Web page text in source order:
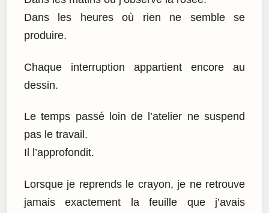
Dans les heures où rien ne semble se
produire.
Chaque interruption appartient encore au
dessin.
Le temps passé loin de l’atelier ne suspend
pas le travail.
Il l’approfondit.
Lorsque je reprends le crayon, je ne retrouve
jamais exactement la feuille que j’avais